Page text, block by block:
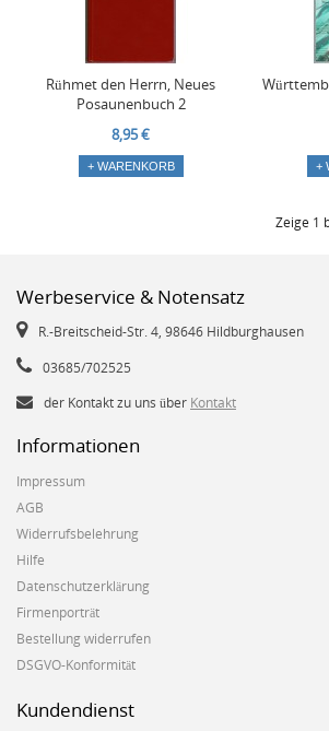
Rühmet den Herrn, Neues
Posaunenbuch 2
8,95 €
+ WARENKORB +
Zeige 1
Werbeservice & Notensatz
R.-Breitscheid-Str. 4, 98646 Hildburghausen
03685/702525
der Kontakt zu uns über Kontakt
Informationen
Impressum
AGB
Widerrufsbelehrung
Hilfe
Datenschutzerklärung
Firmenporträt
Bestellung widerrufen
DSGVO-Konformität
Kundendienst